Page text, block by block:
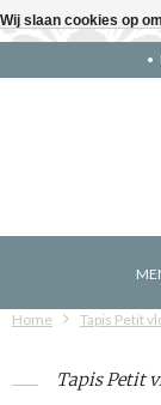
Home Tapis Petit
Tapis Petit
Wij slaan cookies op